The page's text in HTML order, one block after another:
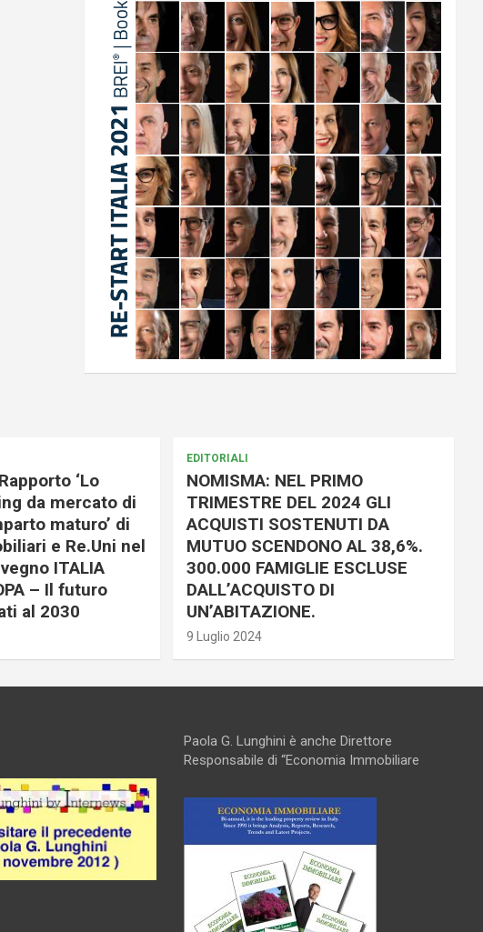
‘Lo
da mercato di
maturo’ di
e Re.Uni nel
ITALIA
– Il futuro
al 2030
EDITORIALI
NOMISMA: NEL PRIMO
TRIMESTRE DEL 2024 GLI
ACQUISTI SOSTENUTI DA
MUTUO SCENDONO AL 38,6%.
300.000 FAMIGLIE ESCLUSE
DALL’ACQUISTO DI
UN’ABITAZIONE.
9 Luglio 2024
Paola G. Lunghini è anche Direttore
Responsabile di “Economia Immobiliare